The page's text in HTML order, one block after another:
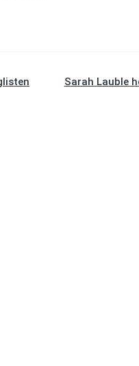
Sarah Lauble